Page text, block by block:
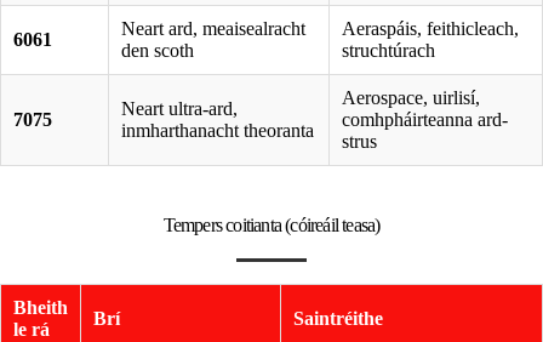
6061
Neart ard, meaisealracht
den scoth
Aeraspáis, feithicleach,
struchtúrach
7075
Neart ultra-ard,
inmharthanacht theoranta
Aerospace, uirlisí,
comhpháirteanna ard-
strus
Tempers coitianta (cóireáil teasa)
Bheith
le rá
Brí Saintréithe